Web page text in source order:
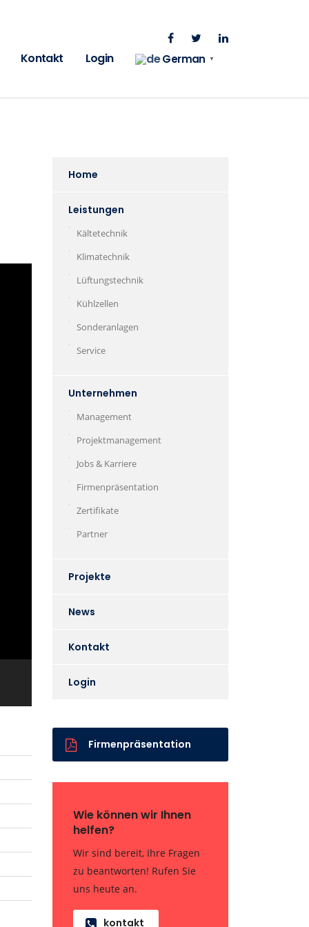
Kontakt Login German ▼
Home
Leistungen
Kältetechnik
Klimatechnik
Lüftungstechnik
Kühlzellen
Sonderanlagen
Service
Unternehmen
Management
Projektmanagement
Jobs & Karriere
Firmenpräsentation
Zertifikate
Partner
Projekte
News
Kontakt
Login
Firmenpräsentation
Wie können wir Ihnen
helfen?
Wir sind bereit, Ihre Fragen
zu beantworten! Rufen Sie
uns heute an.
kontakt